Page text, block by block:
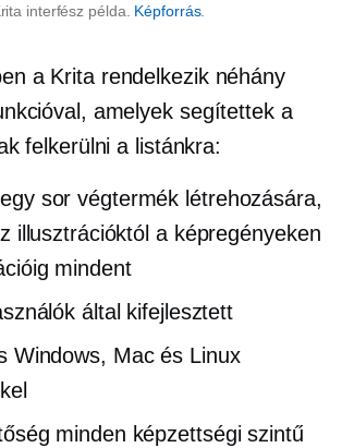
interfész példa. Képforrás.
a Krita rendelkezik néhány
amelyek segítettek a
felkerülni a listánkra:
sor végtermék létrehozására,
illusztrációktól a képregényeken
mindent
által kifejlesztett
Windows, Mac és Linux
minden képzettségi szintű